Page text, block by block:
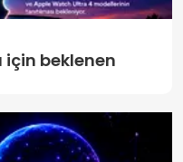
için beklenen